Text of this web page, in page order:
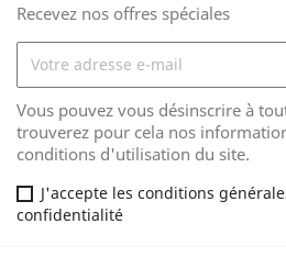
Recevez nos offres spéciales
Vous pouvez vous désinscrire à
trouverez pour cela nos
conditions d'utilisation du site.
J'accepte les conditions
confidentialité